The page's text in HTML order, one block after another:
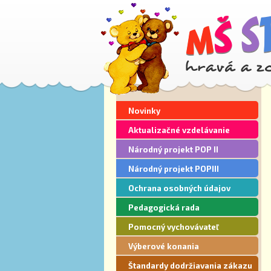
Novinky
Aktualizačné vzdelávanie
Národný projekt POP II
Národný projekt POPIII
Ochrana osobných údajov
Pedagogická rada
Pomocný vychovávateľ
Výberové konania
Štandardy dodržiavania zákazu